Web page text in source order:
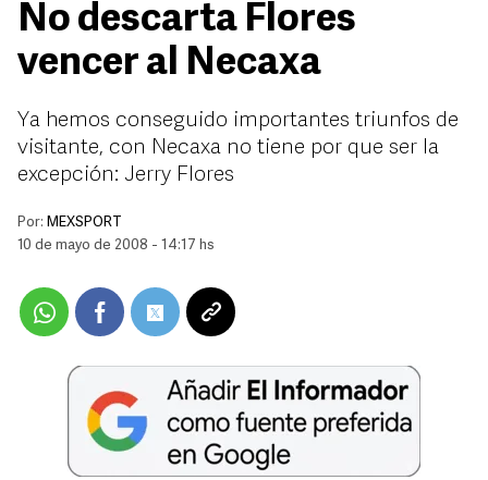
No descarta Flores
vencer al Necaxa
Ya hemos conseguido importantes triunfos de
visitante, con Necaxa no tiene por que ser la
excepción: Jerry Flores
Por: MEXSPORT
10 de mayo de 2008 - 14:17 hs